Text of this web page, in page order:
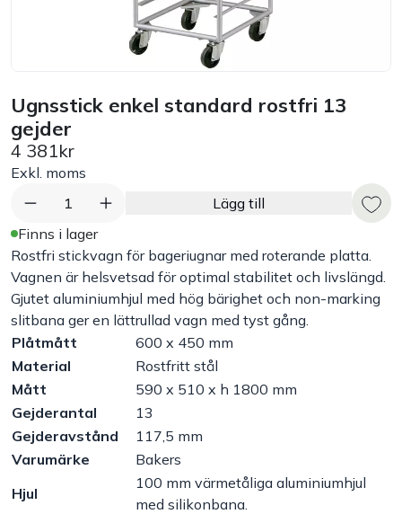
Råvaruhantering & lagring
Exponering & servering
Städutrustning
Arbetskläder
Plåtbyte
Monin
Handla efter bransch
Varumärken
Ugnsstick enkel standard rostfri 13
gejder
4 381kr
Exkl. moms
1
Lägg till
Finns i lager
Rostfri stickvagn för bageriugnar med roterande platta.
Vagnen är helsvetsad för optimal stabilitet och livslängd.
Gjutet aluminiumhjul med hög bärighet och non-marking
slitbana ger en lättrullad vagn med tyst gång.
Plåtmått
600 x 450 mm
Material
Rostfritt stål
Mått
590 x 510 x h 1800 mm
Gejderantal
13
Gejderavstånd
117,5 mm
Varumärke
Bakers
Hjul
100 mm värmetåliga aluminiumhjul
med silikonbana.